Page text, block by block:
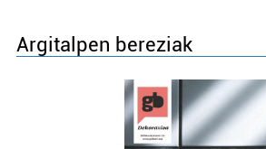
Argitalpen bereziak